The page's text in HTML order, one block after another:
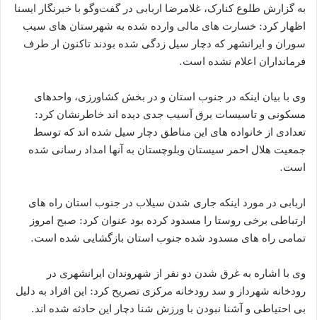
به گزارش طلوع کنارک، غلامرضا اربابی در گفت‌وگو با خبرنگار ایسنا
اظهار کرد: خسارت های مالی وارده شده به شهرستان های سیب
سوران و ایرانشهر که دچار سیل زدگی شده بودند تاکنون ار طرف
فرمانداران اعلام نشده است.
وی با بیان اینکه در جنوب استان و در بخش کشاورزی، واحدهای
مسکونی و تاسیسات برق آسیب جدی دیده اند خاطرنشان کرد:
تعدادی از خانواده های این مناطق دچار سیل شده اند که توسط
جمعیت هلال احمر سیستان وبلوچستان به آنها امداد رسانی شده
است.
اربابی در مورد اینکه جاری شدن سیلاب در جنوب استان راه های
ارتباطی برخی روستا را مسدود کرده بود عنوان کرد: صبح امروز
تمامی راه های مسدود شده جنوب استان بازگشایی شده است.
وی با اشاره به غرق شدن دو نفر از شهروندان ایرانشهری در
رودخانه شهرداز و سد رودخانه مرکزی تصریح کرد: این افراد به دلیل
بی احتیاطی و آشنا نبودن با ورزش شنا دچار این حادثه شده اند.